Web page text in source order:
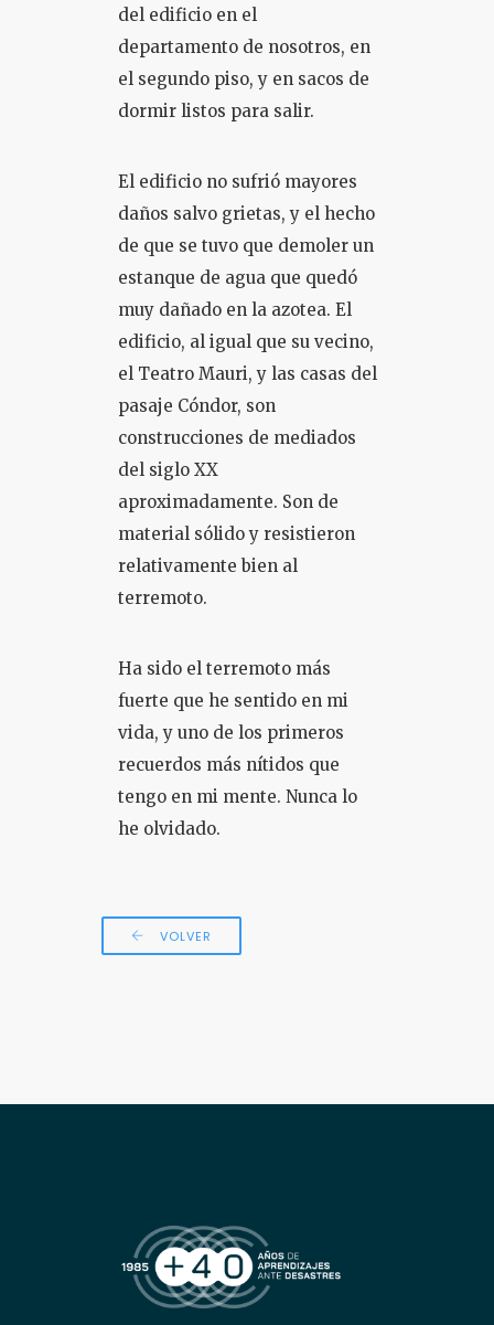
del edificio en el
departamento de nosotros, en
el segundo piso, y en sacos de
dormir listos para salir.
El edificio no sufrió mayores
daños salvo grietas, y el hecho
de que se tuvo que demoler un
estanque de agua que quedó
muy dañado en la azotea. El
edificio, al igual que su vecino,
el Teatro Mauri, y las casas del
pasaje Cóndor, son
construcciones de mediados
del siglo XX
aproximadamente. Son de
material sólido y resistieron
relativamente bien al
terremoto.
Ha sido el terremoto más
fuerte que he sentido en mi
vida, y uno de los primeros
recuerdos más nítidos que
tengo en mi mente. Nunca lo
he olvidado.
VOLVER